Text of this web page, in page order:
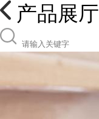
产品展厅